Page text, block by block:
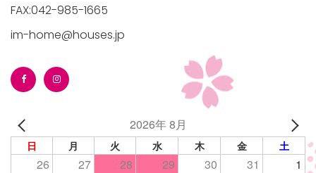
FAX:042-985-1665
im-home@houses.jp
2026年 8月
日 月 火 水 木 金 土
26 27 28 29 30 31 1